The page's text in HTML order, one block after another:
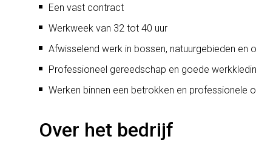
Een vast contract
Werkweek van 32 tot 40 uur
Afwisselend werk in bossen, natuurgebieden en
Professioneel gereedschap en goede
Werken binnen een betrokken en professionele
Over het bedrijf